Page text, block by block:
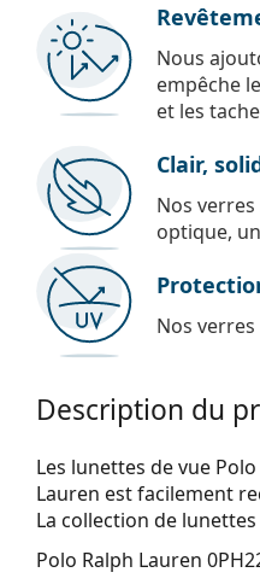
Nous
empêche
et les
Clair,
Nos
optique,
Nos
Description du
Les lunettes de vue
Lauren est facilement
La collection de
Polo Ralph Lauren